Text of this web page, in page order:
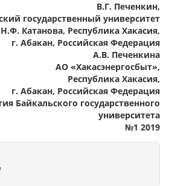
В.Г. Печенкин,
государственный университет
Катанова, Республика Хакасия,
г. Абакан, Российская Федерация
А.В. Печенкина
АО «Хакасэнергосбыт»,
Республика Хакасия,
г. Абакан, Российская Федерация
Байкальского государственного
университета
№1 2019